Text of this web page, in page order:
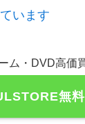
います
ム・DVD高価
無